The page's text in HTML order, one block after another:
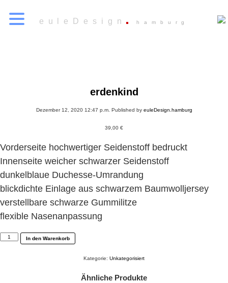
euleDesign hamburg
erdenkind
Dezember 12, 2020 12:47 p.m. Published by euleDesign.hamburg
39,00 €
Vorderseite hochwertiger Seidenstoff bedruckt
Innenseite weicher schwarzer Seidenstoff
dunkelblaue Duchesse-Umrandung
blickdichte Einlage aus schwarzem Baumwolljersey
verstellbare schwarze Gummilitze
flexible Nasenanpassung
erdenkind
In den Warenkorb
Kategorie: Unkategorisiert
Ähnliche Produkte